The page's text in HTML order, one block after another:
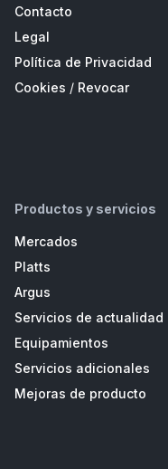
Contacto
Legal
Política de Privacidad
Cookies / Revocar
Productos y servicios
Mercados
Platts
Argus
Servicios de actualidad
Equipamientos
Servicios adicionales
Mejoras de producto